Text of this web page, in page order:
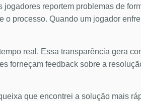
reportem problemas de
o processo. Quando um jogador
real. Essa transparência gera
forneçam feedback sobre a
que encontrei a solução mais